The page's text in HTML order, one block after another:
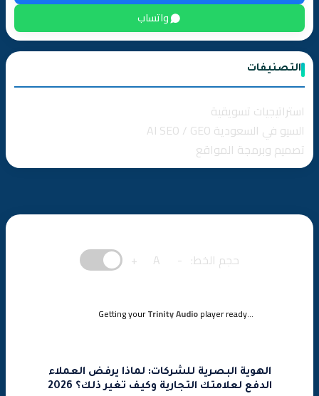
حجم الخط: -
A
+
Getting yourTrinity Audioplayer ready...
الهوية البصرية للشركات: لماذا يرفض العملاء
الدفع لعلامتك التجارية وكيف تغير ذلك؟ 2026
واتساب
التصنيفات
استراتيجيات تسويقية
السيو في السعودية AI SEO / GEO
تصميم وبرمجة المواقع